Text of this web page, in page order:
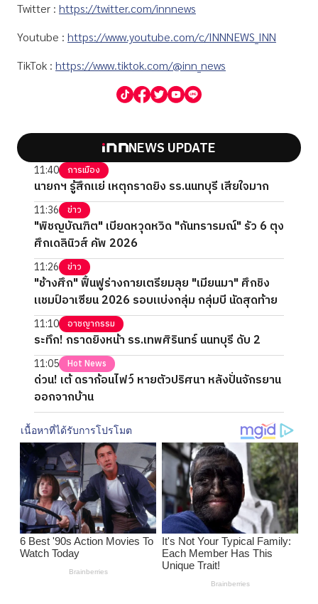
Twitter : https://twitter.com/innnews
Youtube : https://www.youtube.com/c/INNNEWS_INN
TikTok : https://www.tiktok.com/@inn_news
NEWS UPDATE
11:40 การเมือง
นายกฯ รู้สึกแย่ เหตุกราดยิง รร.นนทบุรี เสียใจมาก
11:36 ข่าว
"พิชญบัณฑิต" เบียดหวุดหวิด "กันทรารมณ์" รัว 6 ตุง
ศึกเดลินิวส์ คัพ 2026
11:26 ข่าว
"ช้างศึก" ฟื้นฟูร่างกายเตรียมลุย "เมียนมา" ศึกชิง
แชมป์อาเซียน 2026 รอบแบ่งกลุ่ม กลุ่มบี นัดสุดท้าย
11:10 อาชญากรรม
ระทึก! กราดยิงหน้า รร.เทพศิรินทร์ นนทบุรี ดับ 2
11:05 Hot News
ด่วน! เต้ ดราก้อนไฟว์ หายตัวปริศนา หลังปั่นจักรยาน
ออกจากบ้าน